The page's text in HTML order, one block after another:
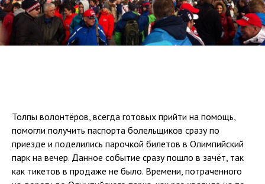
Толпы волонтёров, всегда готовых прийти на помощь,
помогли получить паспорта болельщиков сразу по
приезде и поделились парочкой билетов в Олимпийский
парк на вечер. Данное событие сразу пошло в зачёт, так
как тикетов в продаже не было. Времени, потраченного